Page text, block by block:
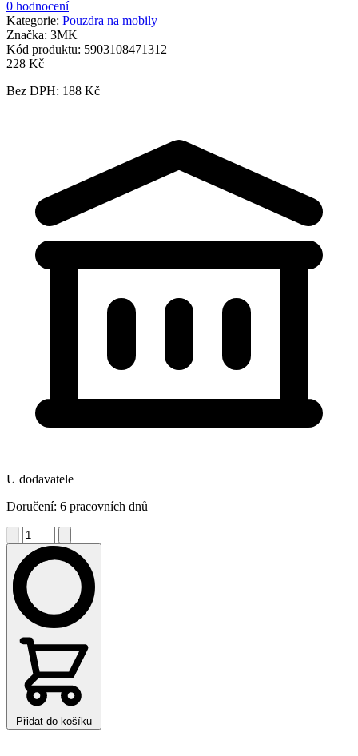
0 hodnocení
Kategorie: Pouzdra na mobily
Značka: 3MK
Kód produktu: 5903108471312
228 Kč
Bez DPH: 188 Kč
U dodavatele
Doručení: 6 pracovních dnů
Přidat do košíku